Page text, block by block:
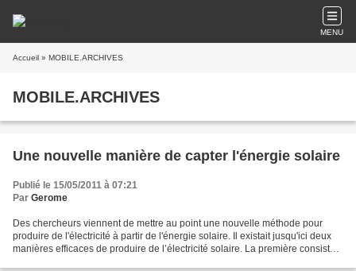
MENU
Accueil » MOBILE.ARCHIVES
MOBILE.ARCHIVES
Une nouvelle manière de capter l'énergie solaire
Publié le 15/05/2011 à 07:21
Par Gerome
Des chercheurs viennent de mettre au point une nouvelle méthode pour
produire de l'électricité à partir de l'énergie solaire. Il existait jusqu'ici deux
manières efficaces de produire de l’électricité solaire. La première consiste à